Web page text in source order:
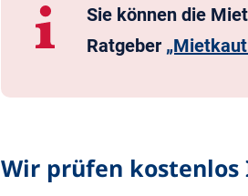
Sie können die
Ratgeber
Wir prüfen kostenlos